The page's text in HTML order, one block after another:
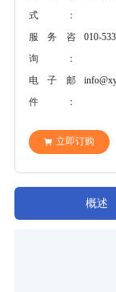
式：
服务咨
询：
010-
电子邮
件：
立即订购
概述